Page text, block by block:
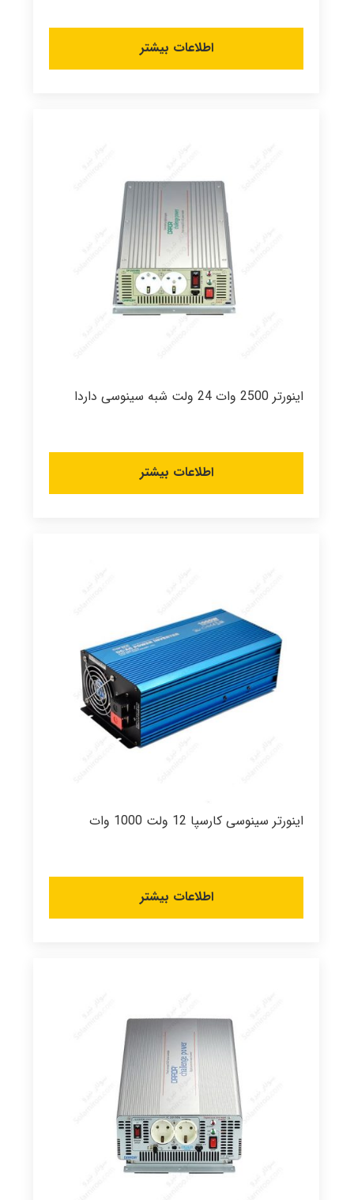
اطلاعات بیشتر
اینورتر 2500 وات 24 ولت شبه سینوسی داردا
اطلاعات بیشتر
اینورتر سینوسی کارسپا 12 ولت 1000 وات
اطلاعات بیشتر